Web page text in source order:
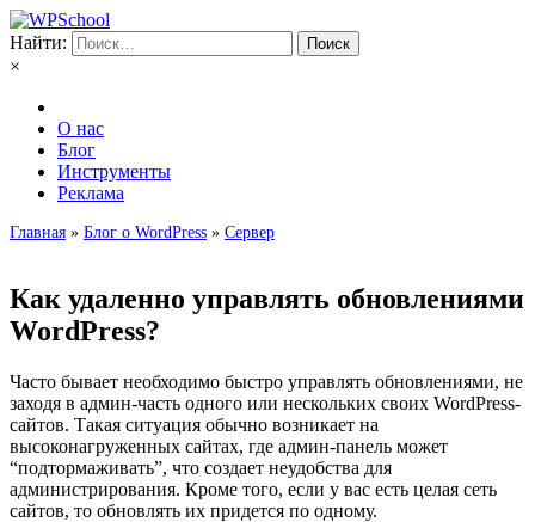
Найти:
×
О нас
Блог
Инструменты
Реклама
Главная » Блог о WordPress » Сервер
Как удаленно управлять обновлениями
WordPress?
Часто бывает необходимо быстро управлять обновлениями, не
заходя в админ-часть одного или нескольких своих WordPress-
сайтов. Такая ситуация обычно возникает на
высоконагруженных сайтах, где админ-панель может
“подтормаживать”, что создает неудобства для
администрирования. Кроме того, если у вас есть целая сеть
сайтов, то обновлять их придется по одному.